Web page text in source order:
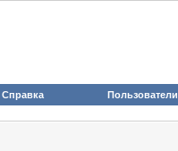
Справка Пользователи